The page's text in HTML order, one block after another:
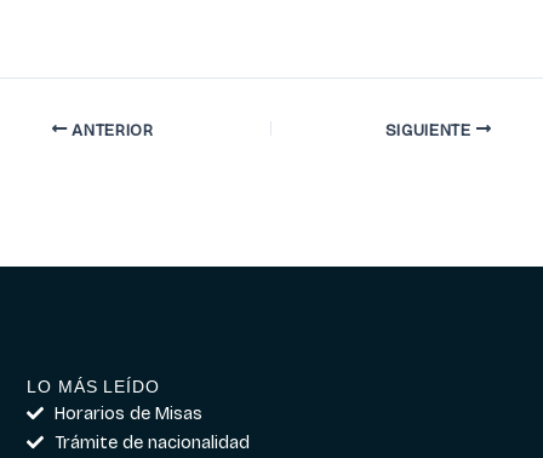
ANTERIOR SIGUIENTE
LO MÁS LEÍDO
Horarios de Misas
Trámite de nacionalidad